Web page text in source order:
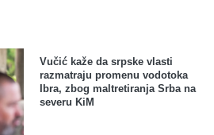
Vučić kaže da srpske vlasti
razmatraju promenu vodotoka
Ibra, zbog maltretiranja Srba na
severu KiM